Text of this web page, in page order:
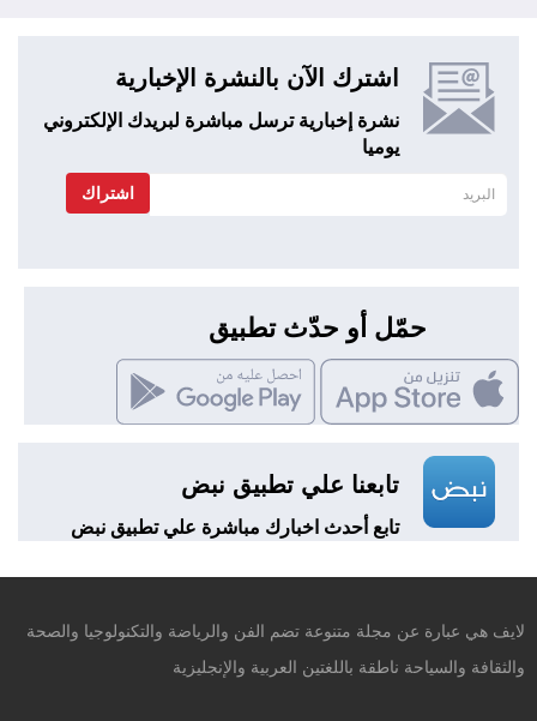
اشترك الآن بالنشرة الإخبارية
نشرة إخبارية ترسل مباشرة لبريدك الإلكتروني
يوميا
اشتراك
حمّل أو حدّث تطبيق
تابعنا علي تطبيق نبض
تابع أحدث اخبارك مباشرة علي تطبيق نبض
لايف هي عبارة عن مجلة متنوعة تضم الفن والرياضة والتكنولوجيا والصحة
والثقافة والسياحة ناطقة باللغتين العربية والإنجليزية